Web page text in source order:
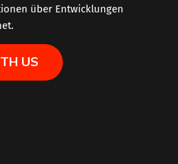
über Entwicklungen
US